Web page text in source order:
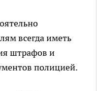
всегда иметь
штрафов и
полицией.